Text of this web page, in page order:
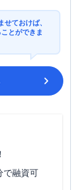
ておけば、
とができま
で融資可